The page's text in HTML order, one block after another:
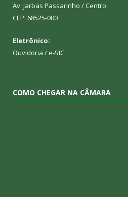
Av. Jarbas Passarinho / Centro
CEP: 68525-000
Eletrônico:
Ouvidoria / e-SIC
COMO CHEGAR NA CÂMARA